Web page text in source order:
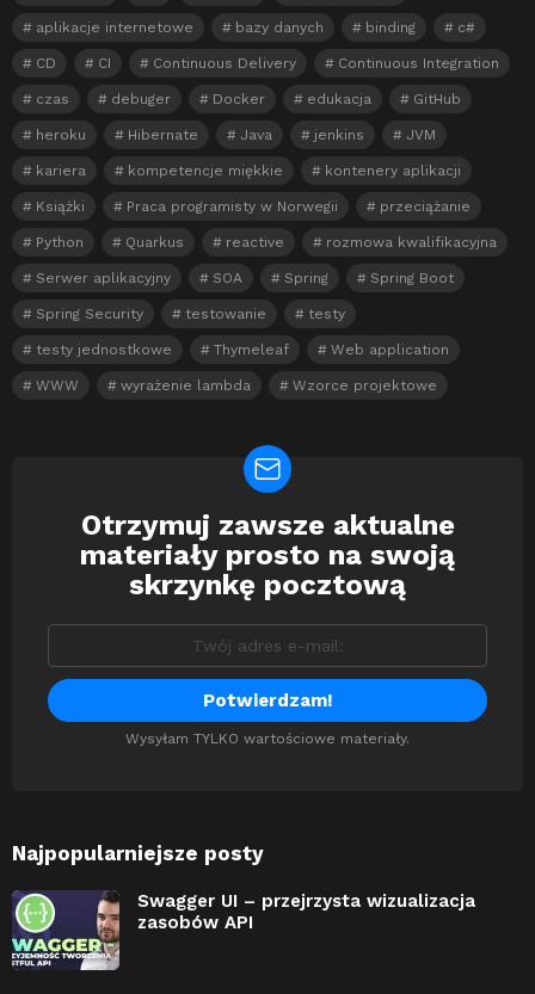
aplikacje internetowe bazy danych binding c#
CD CI Continuous Delivery Continuous Integration
czas debuger Docker edukacja GitHub
heroku Hibernate Java jenkins JVM
kariera kompetencje miękkie kontenery aplikacji
Książki Praca programisty w Norwegii przeciążanie
Python Quarkus reactive rozmowa kwalifikacyjna
Serwer aplikacyjny SOA Spring Spring Boot
Spring Security testowanie testy
testy jednostkowe Thymeleaf Web application
WWW wyrażenie lambda Wzorce projektowe
Newsletter
Otrzymuj zawsze aktualne
materiały prosto na swoją
skrzynkę pocztową
Wysyłam TYLKO wartościowe materiały.
Najpopularniejsze posty
Swagger UI – przejrzysta wizualizacja
zasobów API